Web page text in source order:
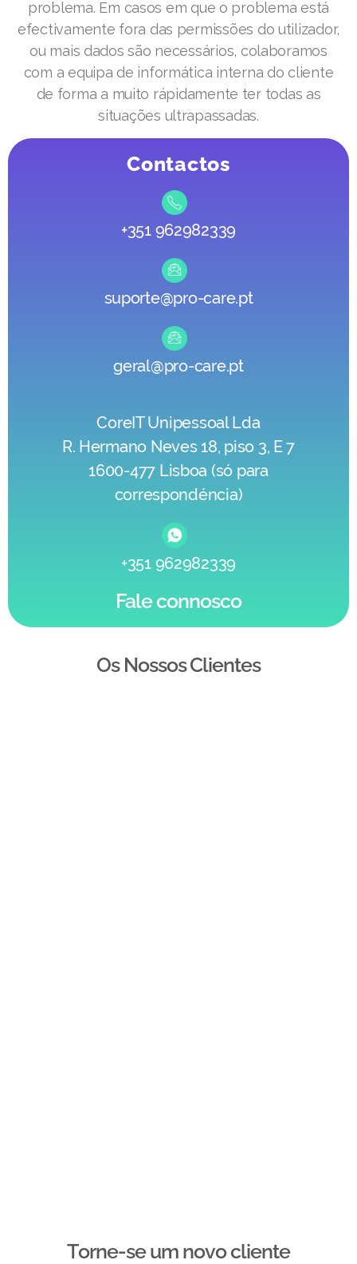
problema. Em casos em que o problema está
efectivamente fora das permissões do utilizador,
ou mais dados são necessários, colaboramos
com a equipa de informática interna do cliente
de forma a muito rápidamente ter todas as
situações ultrapassadas.
Contactos
+351 962982339
suporte@pro-care.pt
geral@pro-care.pt
CoreIT Unipessoal Lda
R. Hermano Neves 18, piso 3, E 7
1600-477 Lisboa (só para
correspondéncia)
+351 962982339
Fale connosco
Os Nossos Clientes
Тorne-se um novo cliente